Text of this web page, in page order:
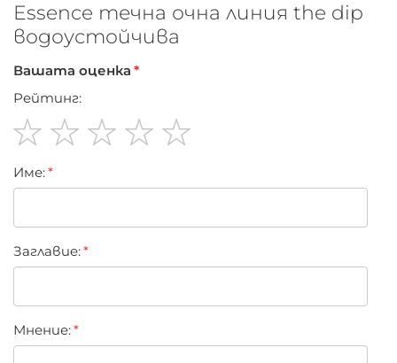
Essence течна очна линия the dip
водоустойчива
Вашата оценка
Рейтинг:
star
stars
stars
stars
stars
Име:
Заглавиe:
Мнение: